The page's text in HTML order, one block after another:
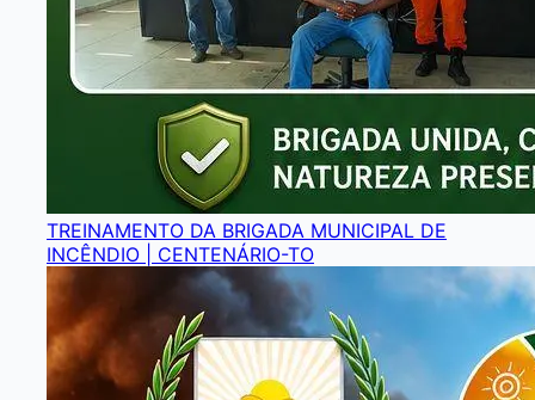
TREINAMENTO DA BRIGADA MUNICIPAL DE
INCÊNDIO | CENTENÁRIO-TO